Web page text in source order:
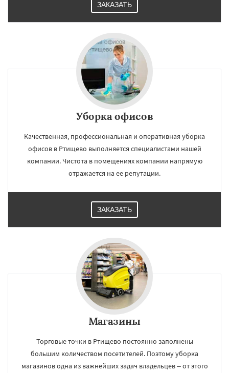
ЗАКАЗАТЬ
Уборка офисов
Качественная, профессиональная и оперативная уборка
офисов в Ртищево выполняется специалистами нашей
компании. Чистота в помещениях компании напрямую
отражается на ее репутации.
ЗАКАЗАТЬ
Магазины
Торговые точки в Ртищево постоянно заполнены
большим количеством посетителей. Поэтому уборка
магазинов одна из важнейших задач владельцев – от этого